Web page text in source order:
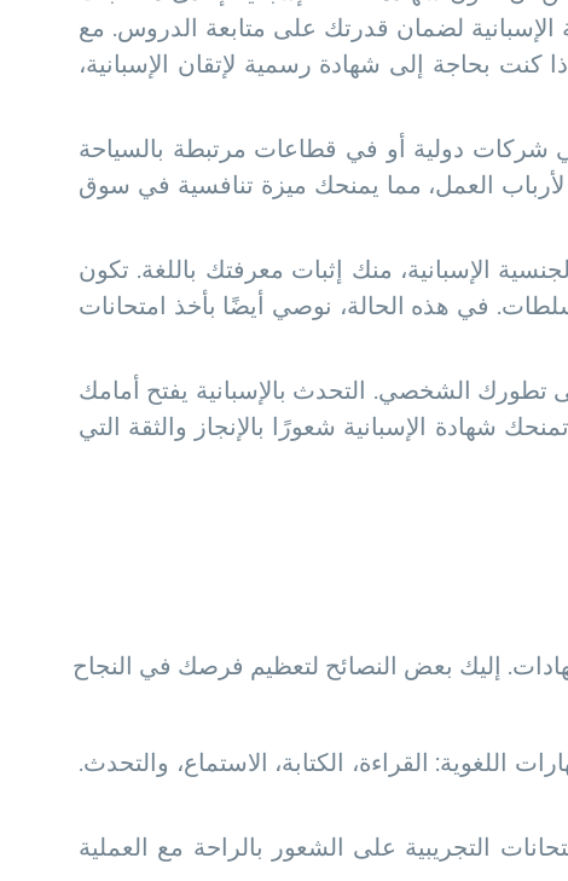
الإسبانية لضمان قدرتك على متابعة الدروس. مع
كنت بحاجة إلى شهادة رسمية لإتقان الإسبانية،
شركات دولية أو في قطاعات مرتبطة بالسياحة
لأرباب العمل، مما يمنحك ميزة تنافسية في سوق
الإسبانية، منك إثبات معرفتك باللغة. تكون
في هذه الحالة، نوصي أيضًا بأخذ امتحانات
على تطورك الشخصي. التحدث بالإسبانية يفتح أمامك
شهادة الإسبانية شعورًا بالإنجاز والثقة التي
إليك بعض النصائح لتعظيم فرصك في النجاح
اللغوية: القراءة، الكتابة، الاستماع، والتحدث.
التجريبية على الشعور بالراحة مع العملية